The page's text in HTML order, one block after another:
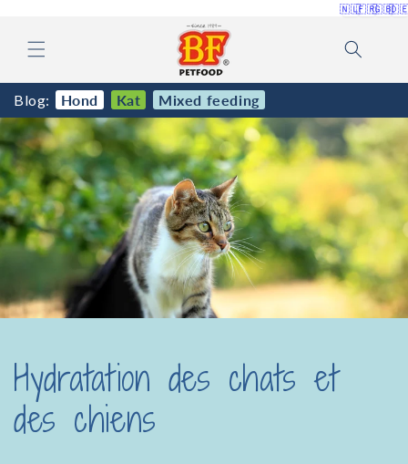
contenu
🇳🇱🇫🇷🇬🇧
Blog: Hond Kat Mixed feeding
Hydratation des chats et
des chiens